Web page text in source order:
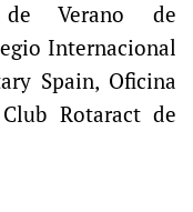
de Verano de
Internacional
Spain, Oficina
Rotaract de